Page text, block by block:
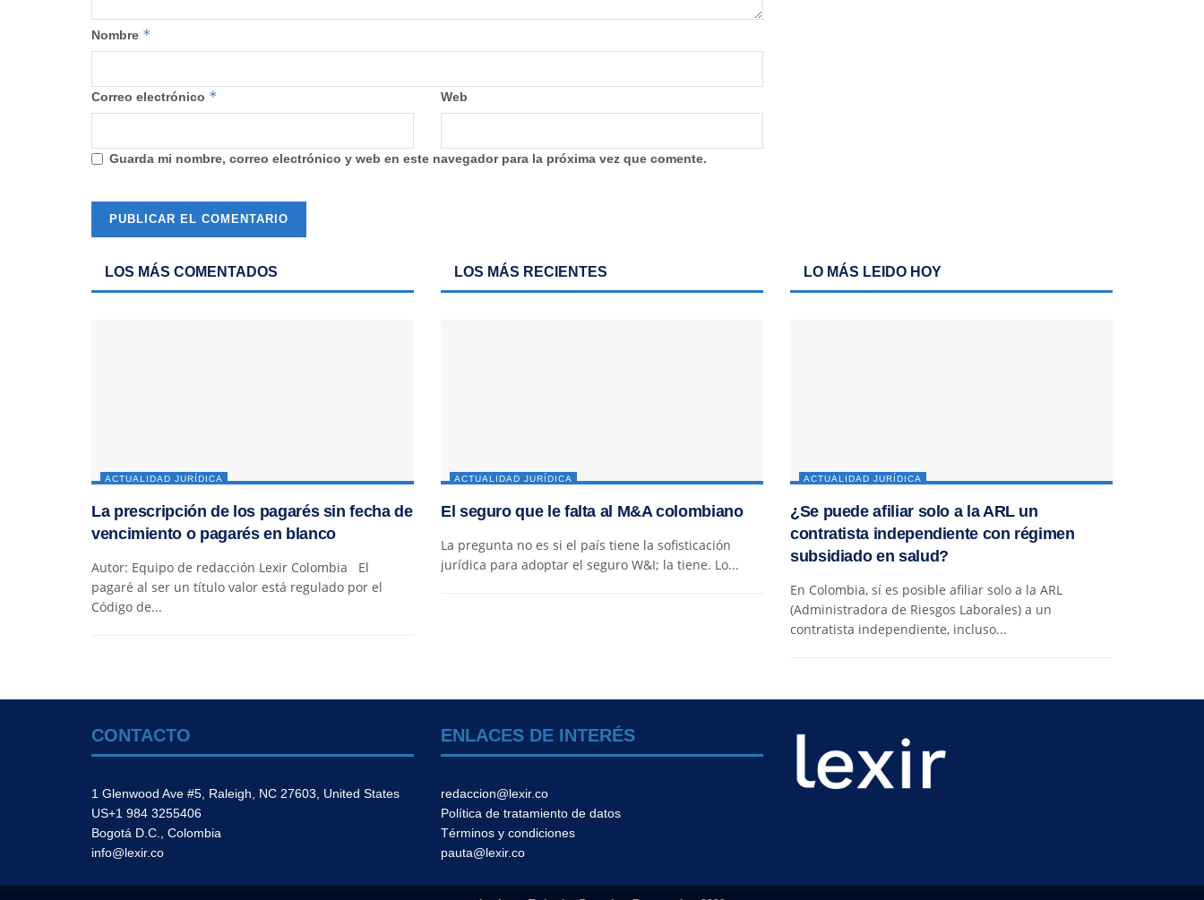
Nombre *
Correo electrónico * Web
Guarda mi nombre, correo electrónico y web en este navegador para la próxima vez que comente.
LOS MÁS COMENTADOS
ACTUALIDAD JURÍDICA
La prescripción de los pagarés sin fecha de
vencimiento o pagarés en blanco
Autor: Equipo de redacción Lexir Colombia El
pagaré al ser un título valor está regulado por el
Código de...
LOS MÁS RECIENTES
ACTUALIDAD JURÍDICA
El seguro que le falta al M&A colombiano
La pregunta no es si el país tiene la sofisticación
jurídica para adoptar el seguro W&I; la tiene. Lo...
LO MÁS LEIDO HOY
ACTUALIDAD JURÍDICA
¿Se puede afiliar solo a la ARL un
contratista independiente con régimen
subsidiado en salud?
En Colombia, sí es posible afiliar solo a la ARL
(Administradora de Riesgos Laborales) a un
contratista independiente, incluso...
CONTACTO
1 Glenwood Ave #5, Raleigh, NC 27603, United States
US+1 984 3255406
Bogotá D.C., Colombia
info@lexir.co
ENLACES DE INTERÉS
redaccion@lexir.co
Política de tratamiento de datos
Términos y condiciones
pauta@lexir.co